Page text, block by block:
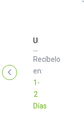
UDG
Ultimate
DIGI
Wallet
Small
Black/Orange
Inside
U9982BL/OR
Recíbelo
en:
1-
2
Días